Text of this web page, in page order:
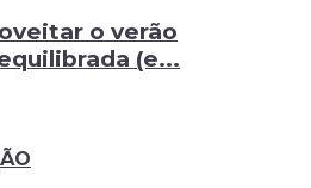
o verão
(e...